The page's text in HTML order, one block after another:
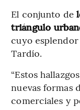
El conjunto de
triángulo
cuyo
Tardío.
“Estos
nuevas formas
comerciales y